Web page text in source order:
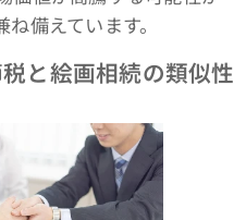
備えています。
と絵画相続の類似性